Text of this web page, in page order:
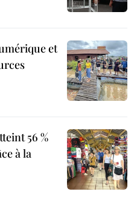
et
56 %
à la